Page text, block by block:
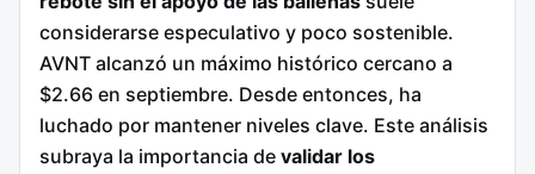
considerarse especulativo y poco sostenible.
AVNT alcanzó un máximo histórico cercano a
$2.66 en septiembre. Desde entonces, ha
luchado por mantener niveles clave. Este análisis
subraya la importancia de validar los